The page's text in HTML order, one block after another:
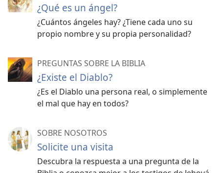
¿Qué es un ángel?
¿Cuántos ángeles hay? ¿Tiene cada uno su
propio nombre y su propia personalidad?
PREGUNTAS SOBRE LA BIBLIA
¿Existe el Diablo?
¿Es el Diablo una persona real, o simplemente
el mal que hay en todos?
SOBRE NOSOTROS
Solicite una visita
Descubra la respuesta a una pregunta de la